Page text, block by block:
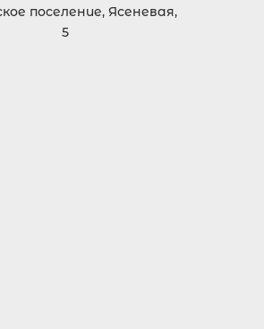
поселение, Ясеневая,
5